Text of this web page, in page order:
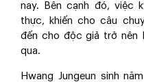
nay. Bên cạnh đó, việc
thực, khiến cho câu
đến cho độc giả trở nên
qua.
Hwang Jungeun sinh